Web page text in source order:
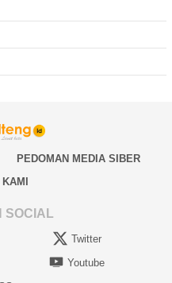
PEDOMAN MEDIA SIBER
SOCIAL
Twitter
Youtube